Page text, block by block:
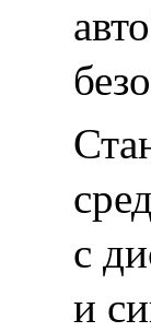
с
и